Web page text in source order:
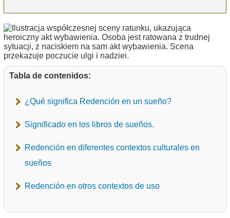
Tabla de contenidos:
¿Qué significa Redención en un sueño?
Significado en los libros de sueños.
Redención en diferentes contextos culturales en
sueños
Redención en otros contextos de uso